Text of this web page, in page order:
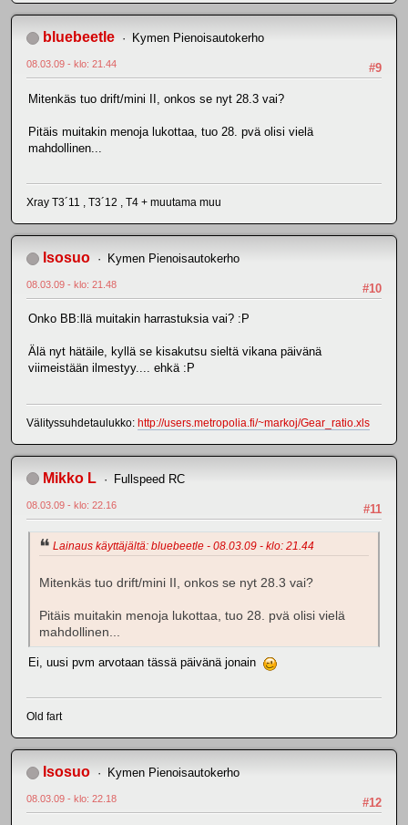
bluebeetle Kymen Pienoisautokerho
#9
08.03.09 - klo: 21.44
Mitenkäs tuo drift/mini II, onkos se nyt 28.3 vai?
Pitäis muitakin menoja lukottaa, tuo 28. pvä olisi vielä
mahdollinen...
Xray T3´11 , T3´12 , T4 + muutama muu
Isosuo Kymen Pienoisautokerho
#10
08.03.09 - klo: 21.48
Onko BB:llä muitakin harrastuksia vai? :P
Älä nyt hätäile, kyllä se kisakutsu sieltä vikana päivänä
viimeistään ilmestyy.... ehkä :P
Välityssuhdetaulukko: http://users.metropolia.fi/~markoj/Gear_ratio.xls
Mikko L Fullspeed RC
#11
08.03.09 - klo: 22.16
Lainaus käyttäjältä: bluebeetle - 08.03.09 - klo: 21.44
Mitenkäs tuo drift/mini II, onkos se nyt 28.3 vai?
Pitäis muitakin menoja lukottaa, tuo 28. pvä olisi vielä
mahdollinen...
Ei, uusi pvm arvotaan tässä päivänä jonain
Old fart
Isosuo Kymen Pienoisautokerho
#12
08.03.09 - klo: 22.18